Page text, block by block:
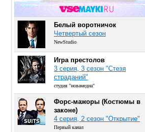
Белый воротничок
Четвертый сезон
NewStudio
Игра престолов
3 серия, 3 сезон "Стезя
страданий"
студия "новамедиа"
Форс-мажоры (Костюмы в
законе)
4 серия, 2 сезон "Открытие"
Первый канал